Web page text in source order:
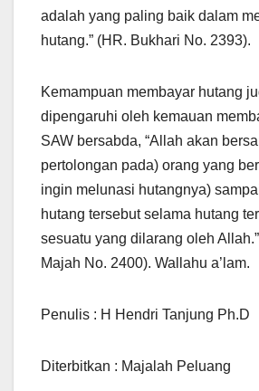
adalah yang paling baik dalam
hutang.” (HR. Bukhari No. 2393).
Kemampuan membayar hutang
dipengaruhi oleh kemauan
SAW bersabda, “Allah akan
pertolongan pada) orang yang
ingin melunasi hutangnya)
hutang tersebut selama hutang
sesuatu yang dilarang oleh
Majah No. 2400). Wallahu a’lam.
Penulis : H Hendri Tanjung Ph.D
Diterbitkan : Majalah Peluang